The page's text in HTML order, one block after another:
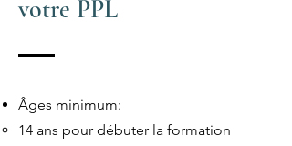
votre PPL
Âges minimum:
14 ans pour débuter la formation